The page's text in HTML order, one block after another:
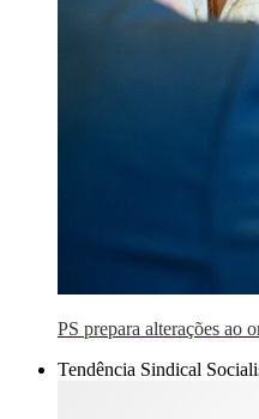
PS prepara alterações ao
Tendência Sindical